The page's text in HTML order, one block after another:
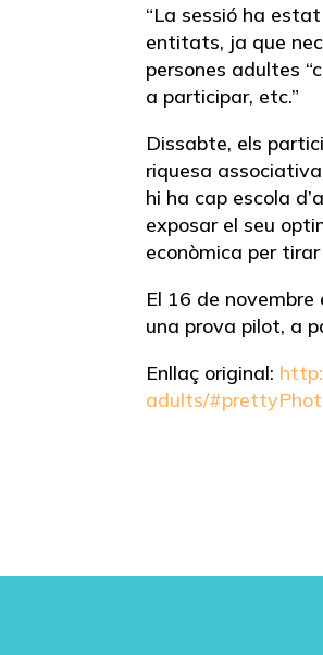
“La sessió ha
entitats, ja que
persones adultes
a participar, etc.”
Dissabte, els
riquesa
hi ha cap escola
exposar el seu
econòmica per
El 16 de
una prova pilot, a
Enllaç original:
adults/